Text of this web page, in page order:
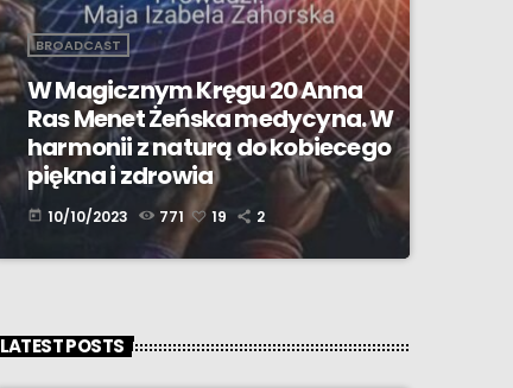
BROADCAST
W Magicznym Kręgu 20 Anna
Ras Menet Żeńska medycyna. W
harmonii z naturą do kobiecego
piękna i zdrowia
today 10/10/2023 771 19 2
LATEST POSTS